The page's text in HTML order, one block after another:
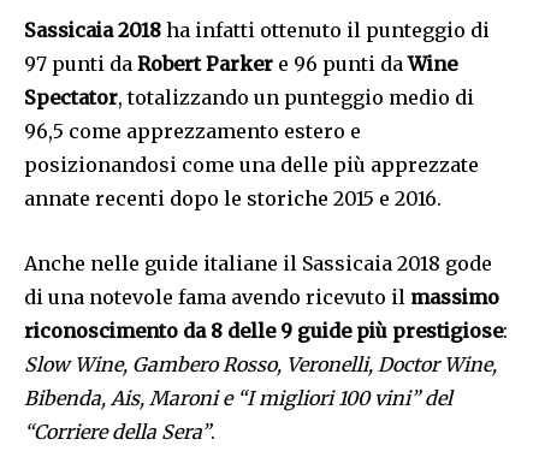
Sassicaia 2018 ha infatti ottenuto il punteggio di
97 punti da Robert Parker e 96 punti daWine
Spectator, totalizzando un punteggio medio di
96,5 come apprezzamento estero e
posizionandosi come una delle più apprezzate
annate recenti dopo le storiche 2015 e 2016.
Anche nelle guide italiane il Sassicaia 2018 gode
di una notevole fama avendo ricevuto il massimo
riconoscimento da 8 delle 9 guide più prestigiose:
Slow Wine, Gambero Rosso, Veronelli, Doctor Wine,
Bibenda, Ais, Maroni e “I migliori 100 vini” del
“Corriere della Sera”.